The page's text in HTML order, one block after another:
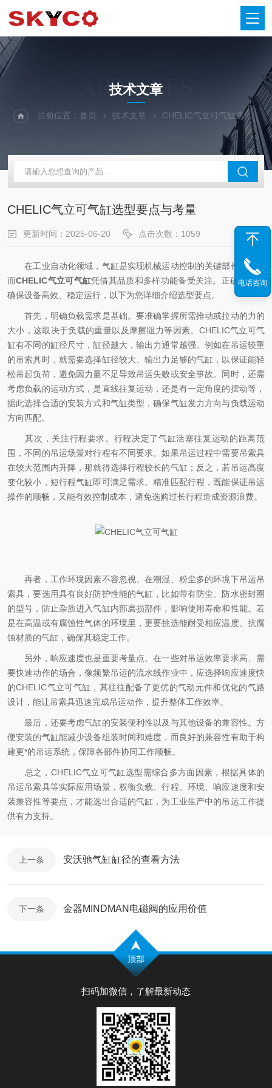
ARTICLES
技术文章
当前位置：首页 技术文章 CHELIC气立可气缸选型要点与考量
CHELIC气立可气缸选型要点与考量
更新时间：2025-06-20 点击次数：1059
在工业自动化领域，气缸是实现机械运动控制的关键部件之一，
而CHELIC气立可气缸凭借其品质和多样功能备受关注。正确选型能
确保设备高效、稳定运行，以下为您详细介绍选型要点。
首先，明确负载需求是基础。要准确掌握所需推动或拉动的力的
大小，这取决于负载的重量以及摩擦阻力等因素。CHELIC气立可气
缸有不同的缸径尺寸，缸径越大，输出力通常越强。例如在吊运较重
的吊索具时，就需要选择缸径较大、输出力足够的气缸，以保证能轻
松吊起负荷，避免因力量不足导致吊运失败或安全事故。同时，还需
考虑负载的运动方式，是直线往复运动，还是有一定角度的摆动等，
据此选择合适的安装方式和气缸类型，确保气缸发力方向与负载运动
方向匹配。
其次，关注行程要求。行程决定了气缸活塞往复运动的距离范
围，不同的吊运场景对行程有不同要求。如果吊运过程中需要吊索具
在较大范围内升降，那就得选择行程较长的气缸；反之，若吊运高度
变化较小，短行程气缸即可满足需求。精准匹配行程，既能保证吊运
操作的顺畅，又能有效控制成本，避免选购过长行程造成资源浪费。
再者，工作环境因素不容忽视。在潮湿、粉尘多的环境下吊运吊
索具，要选用具有良好防护性能的气缸，比如带有防尘、防水密封圈
的型号，防止杂质进入气缸内部磨损部件，影响使用寿命和性能。若
是在高温或有腐蚀性气体的环境里，更要挑选能耐受相应温度、抗腐
蚀材质的气缸，确保其稳定工作。
另外，响应速度也是重要考量点。在一些对吊运效率要求高、需
要快速动作的场合，像频繁吊运的流水线作业中，应选择响应速度快
的CHELIC气立可气缸，其往往配备了更优的气动元件和优化的气路
设计，能让吊索具迅速完成吊运动作，提升整体工作效率。
最后，还要考虑气缸的安装便利性以及与其他设备的兼容性。方
便安装的气缸能减少设备组装时间和难度，而良好的兼容性有助于构
建更*的吊运系统，保障各部件协同工作顺畅。
总之，CHELIC气立可气缸选型需综合多方面因素，根据具体的
吊运吊索具等实际应用场景，权衡负载、行程、环境、响应速度和安
装兼容性等要点，才能选出合适的气缸，为工业生产中的吊运工作提
供有力支持。
上一条 安沃驰气缸缸径的查看方法
下一条 金器MINDMAN电磁阀的应用价值
扫码加微信，了解最新动态
电话咨询